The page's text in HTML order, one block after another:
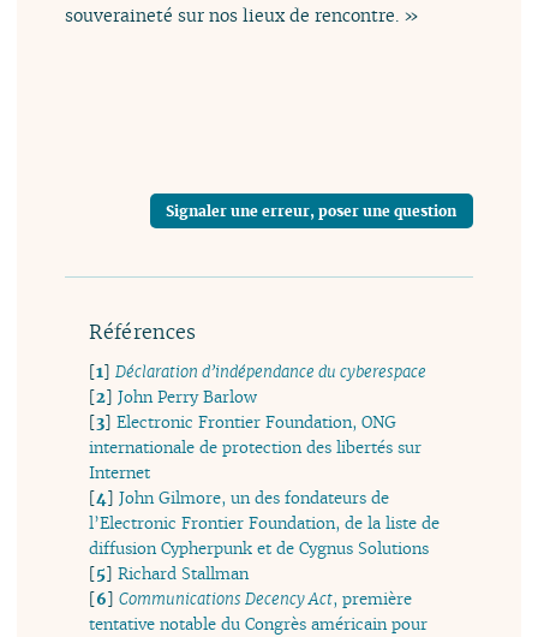
souveraineté sur nos lieux de rencontre. »
Signaler une erreur, poser une question
Références
[1]Déclaration d’indépendance du cyberespace
[2]John Perry Barlow
[3]Electronic Frontier Foundation, ONG
internationale de protection des libertés sur
Internet
[4]John Gilmore, un des fondateurs de
l’Electronic Frontier Foundation, de la liste de
diffusion Cypherpunk et de Cygnus Solutions
[5]Richard Stallman
[6]Communications Decency Act, première
tentative notable du Congrès américain pour